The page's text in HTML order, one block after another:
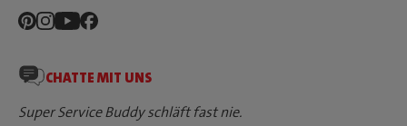
CHATTE MIT UNS
Super Service Buddy schläft fast nie.